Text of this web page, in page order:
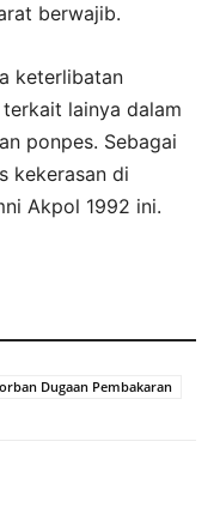
berwajib.
keterlibatan
lainya dalam
ponpes. Sebagai
kekerasan di
Akpol 1992 ini.
Dugaan Pembakaran